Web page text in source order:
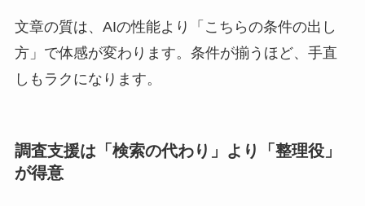
文章の質は、AIの性能より「こちらの条件の出し
方」で体感が変わります。条件が揃うほど、手直
しもラクになります。
調査支援は「検索の代わり」より「整理役」
が得意